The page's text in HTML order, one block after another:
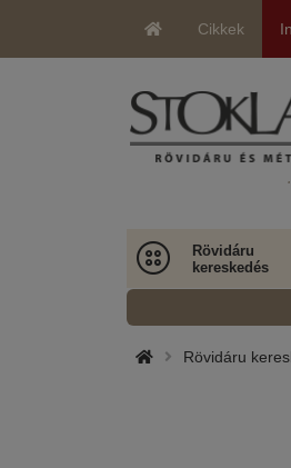
Cikkek
Rövidáru
kereskedés
Rövidáru